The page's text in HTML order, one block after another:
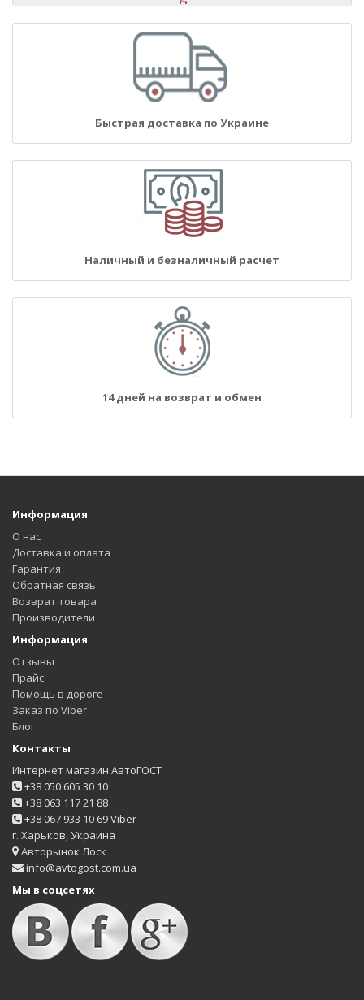
Быстрая доставка по Украине
Наличный и безналичный расчет
14 дней на возврат и обмен
Информация
О нас
Доставка и оплата
Гарантия
Обратная связь
Возврат товара
Производители
Информация
Отзывы
Прайс
Помощь в дороге
Заказ по Viber
Блог
Контакты
Интернет магазин АвтоГОСТ
+38 050 605 30 10
+38 063 117 21 88
+38 067 933 10 69 Viber
г. Харьков, Украина
Авторынок Лоск
info@avtogost.com.ua
Мы в соцсетях